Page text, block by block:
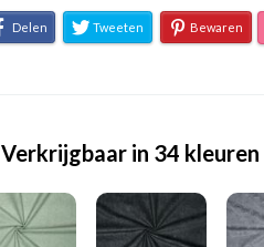
Delen Tweeten Bewaren
Verkrijgbaar in 34 kleuren